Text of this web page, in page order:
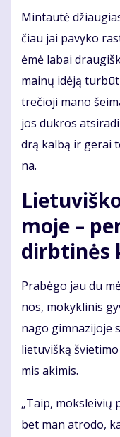
Min­tau­tė
čiau jai pa­vy­ko
ėmė la­bai
mai­nų idė­ją
tre­čio­ji ma­no
jos duk­ros
drą kal­bą ir ge­rai
na.
mo­je –
dirb­ti­nės
Pra­bė­go jau du
nos, mo­kyk­li­nis
na­go gim­na­zi­jo­je
lie­tu­viš­ką
mis aki­mis.
„Taip, moks­lei­vių
bet man at­ro­do,